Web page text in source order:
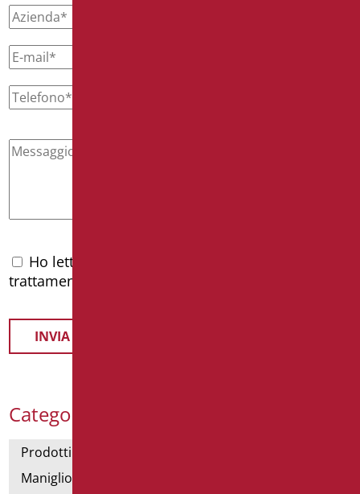
Categorie Prodotti
Prodotti con dichiarazione CAM
Maniglioni di sostegno
Ho letto l'
trattamento dei dati personali